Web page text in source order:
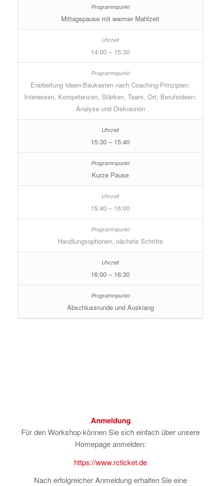
Mittagspause mit warmer Mahlzeit
14:00 – 15:30
Erarbeitung Ideen-Baukasten nach Coaching-Prinzipien:
Interessen, Kompetenzen, Stärken, Team, Ort, Berufsideen;
Analyse und Diskussion
15:30 – 15:40
Kurze Pause
15:40 – 16:00
Handlungsoptionen, nächste Schritte
16:00 – 16:30
Abschlussrunde und Ausklang
Anmeldung
Für den Workshop können Sie sich einfach über unsere
Homepage anmelden:
https://www.rcticket.de
Nach erfolgreicher Anmeldung erhalten Sie eine